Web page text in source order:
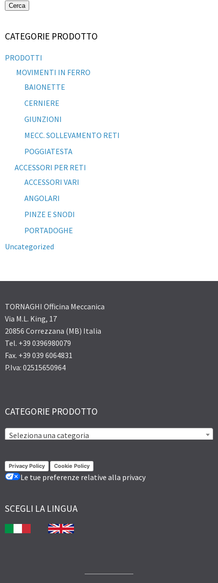
Cerca
CATEGORIE PRODOTTO
PRODOTTI
MOVIMENTI IN FERRO
BAIONETTE
CERNIERE
GIUNZIONI
MECC. SOLLEVAMENTO RETI
POGGIATESTA
ACCESSORI PER RETI
ACCESSORI VARI
ANGOLARI
PINZE E SNODI
PORTADOGHE
Uncategorized
TORNAGHI Officina Meccanica
Via M.L. King, 17
20856 Correzzana (MB) Italia
Tel. +39 0396980079
Fax. +39 039 6064831
P.Iva: 02515650964
CATEGORIE PRODOTTO
Seleziona una categoria
Privacy Policy Cookie Policy
Le tue preferenze relative alla privacy
SCEGLI LA LINGUA